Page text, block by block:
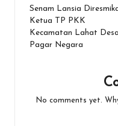
navigation
Senam Lansia
Ketua TP PKK
Kecamatan Lahat Desa
Pagar Negara
No comments yet.